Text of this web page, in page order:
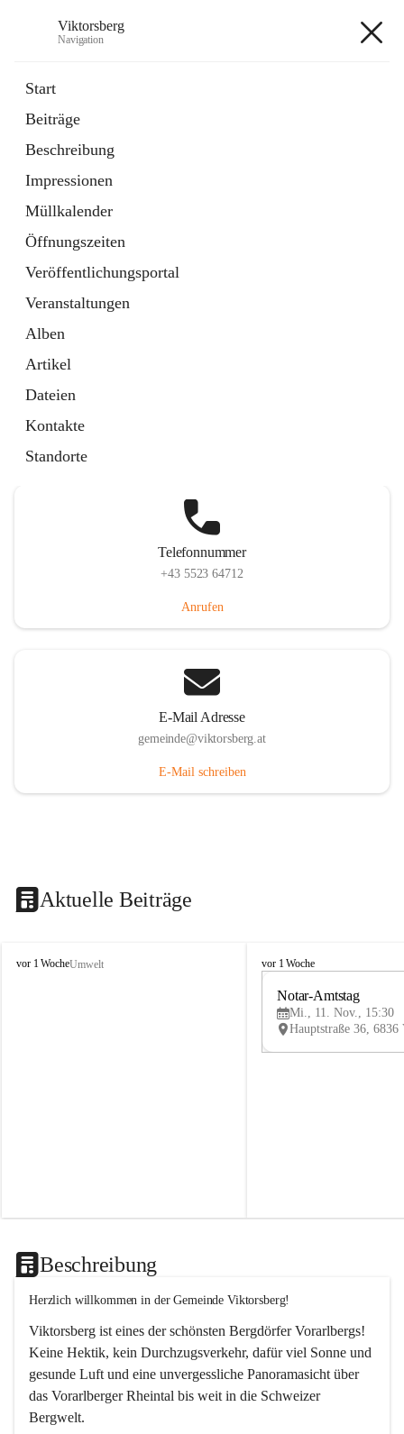
Viktorsberg
Navigation
Start
Beiträge
Beschreibung
Impressionen
Müllkalender
Öffnungszeiten
Veröffentlichungsportal
Veranstaltungen
Alben
Artikel
Dateien
Kontakte
Standorte
1 Schnellzugriff
Bürgerservice
10 Schnellzugriffe
Telefonnummer
+43 5523 64712
Anrufen
E-Mail Adresse
gemeinde@viktorsberg.at
E-Mail schreiben
Aktuelle Beiträge
V
vor 1 WocheUmwelt
V
vor 1 Woche
Notar-Amtstag
Mi., 11. Nov., 15:30
Beschreibung
Herzlich willkommen in der Gemeinde Viktorsberg!
Viktorsberg ist eines der schönsten Bergdörfer Vorarlbergs!
Keine Hektik, kein Durchzugsverkehr, dafür viel Sonne und
gesunde Luft und eine unvergessliche Panoramasicht über
das Vorarlberger Rheintal bis weit in die Schweizer
Bergwelt.